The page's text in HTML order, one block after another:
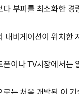
다 부피를 최소화한 경
내비게이션이 위치한
폰이나 TV시장에서는